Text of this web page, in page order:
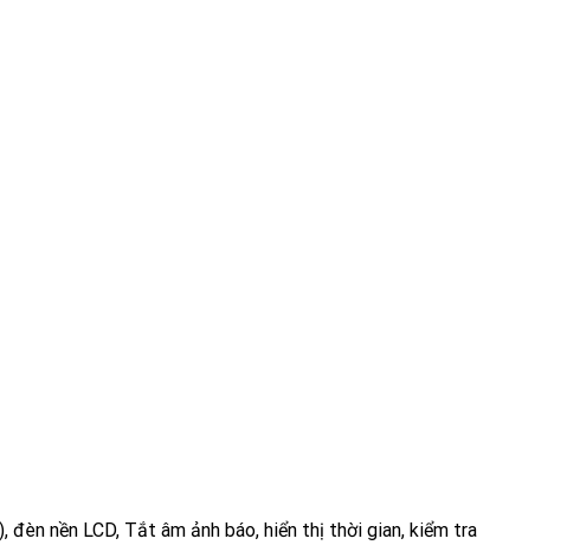
nền LCD, Tắt âm ảnh báo, hiển thị thời gian, kiểm tra